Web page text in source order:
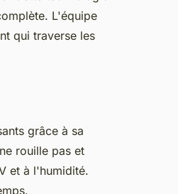
L'équipe
qui traverse les
grâce à sa
rouille pas et
et à l'humidité.